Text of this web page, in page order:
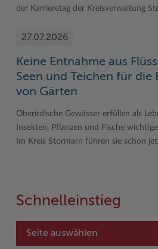
der Karrieretag der Kreisverwaltung
27.07.2026
Keine Entnahme aus
Seen und Teichen für die
von Gärten
Oberirdische Gewässer erfüllen als
Insekten, Pflanzen und Fische
Im Kreis Stormarn führen sie schon
Schnelleinstieg
Seite auswählen